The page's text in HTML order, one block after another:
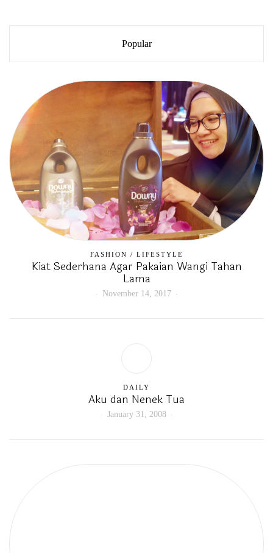
Popular
FASHION / LIFESTYLE
Kiat Sederhana Agar Pakaian Wangi Tahan
Lama
November 14, 2017
DAILY
Aku dan Nenek Tua
January 31, 2008